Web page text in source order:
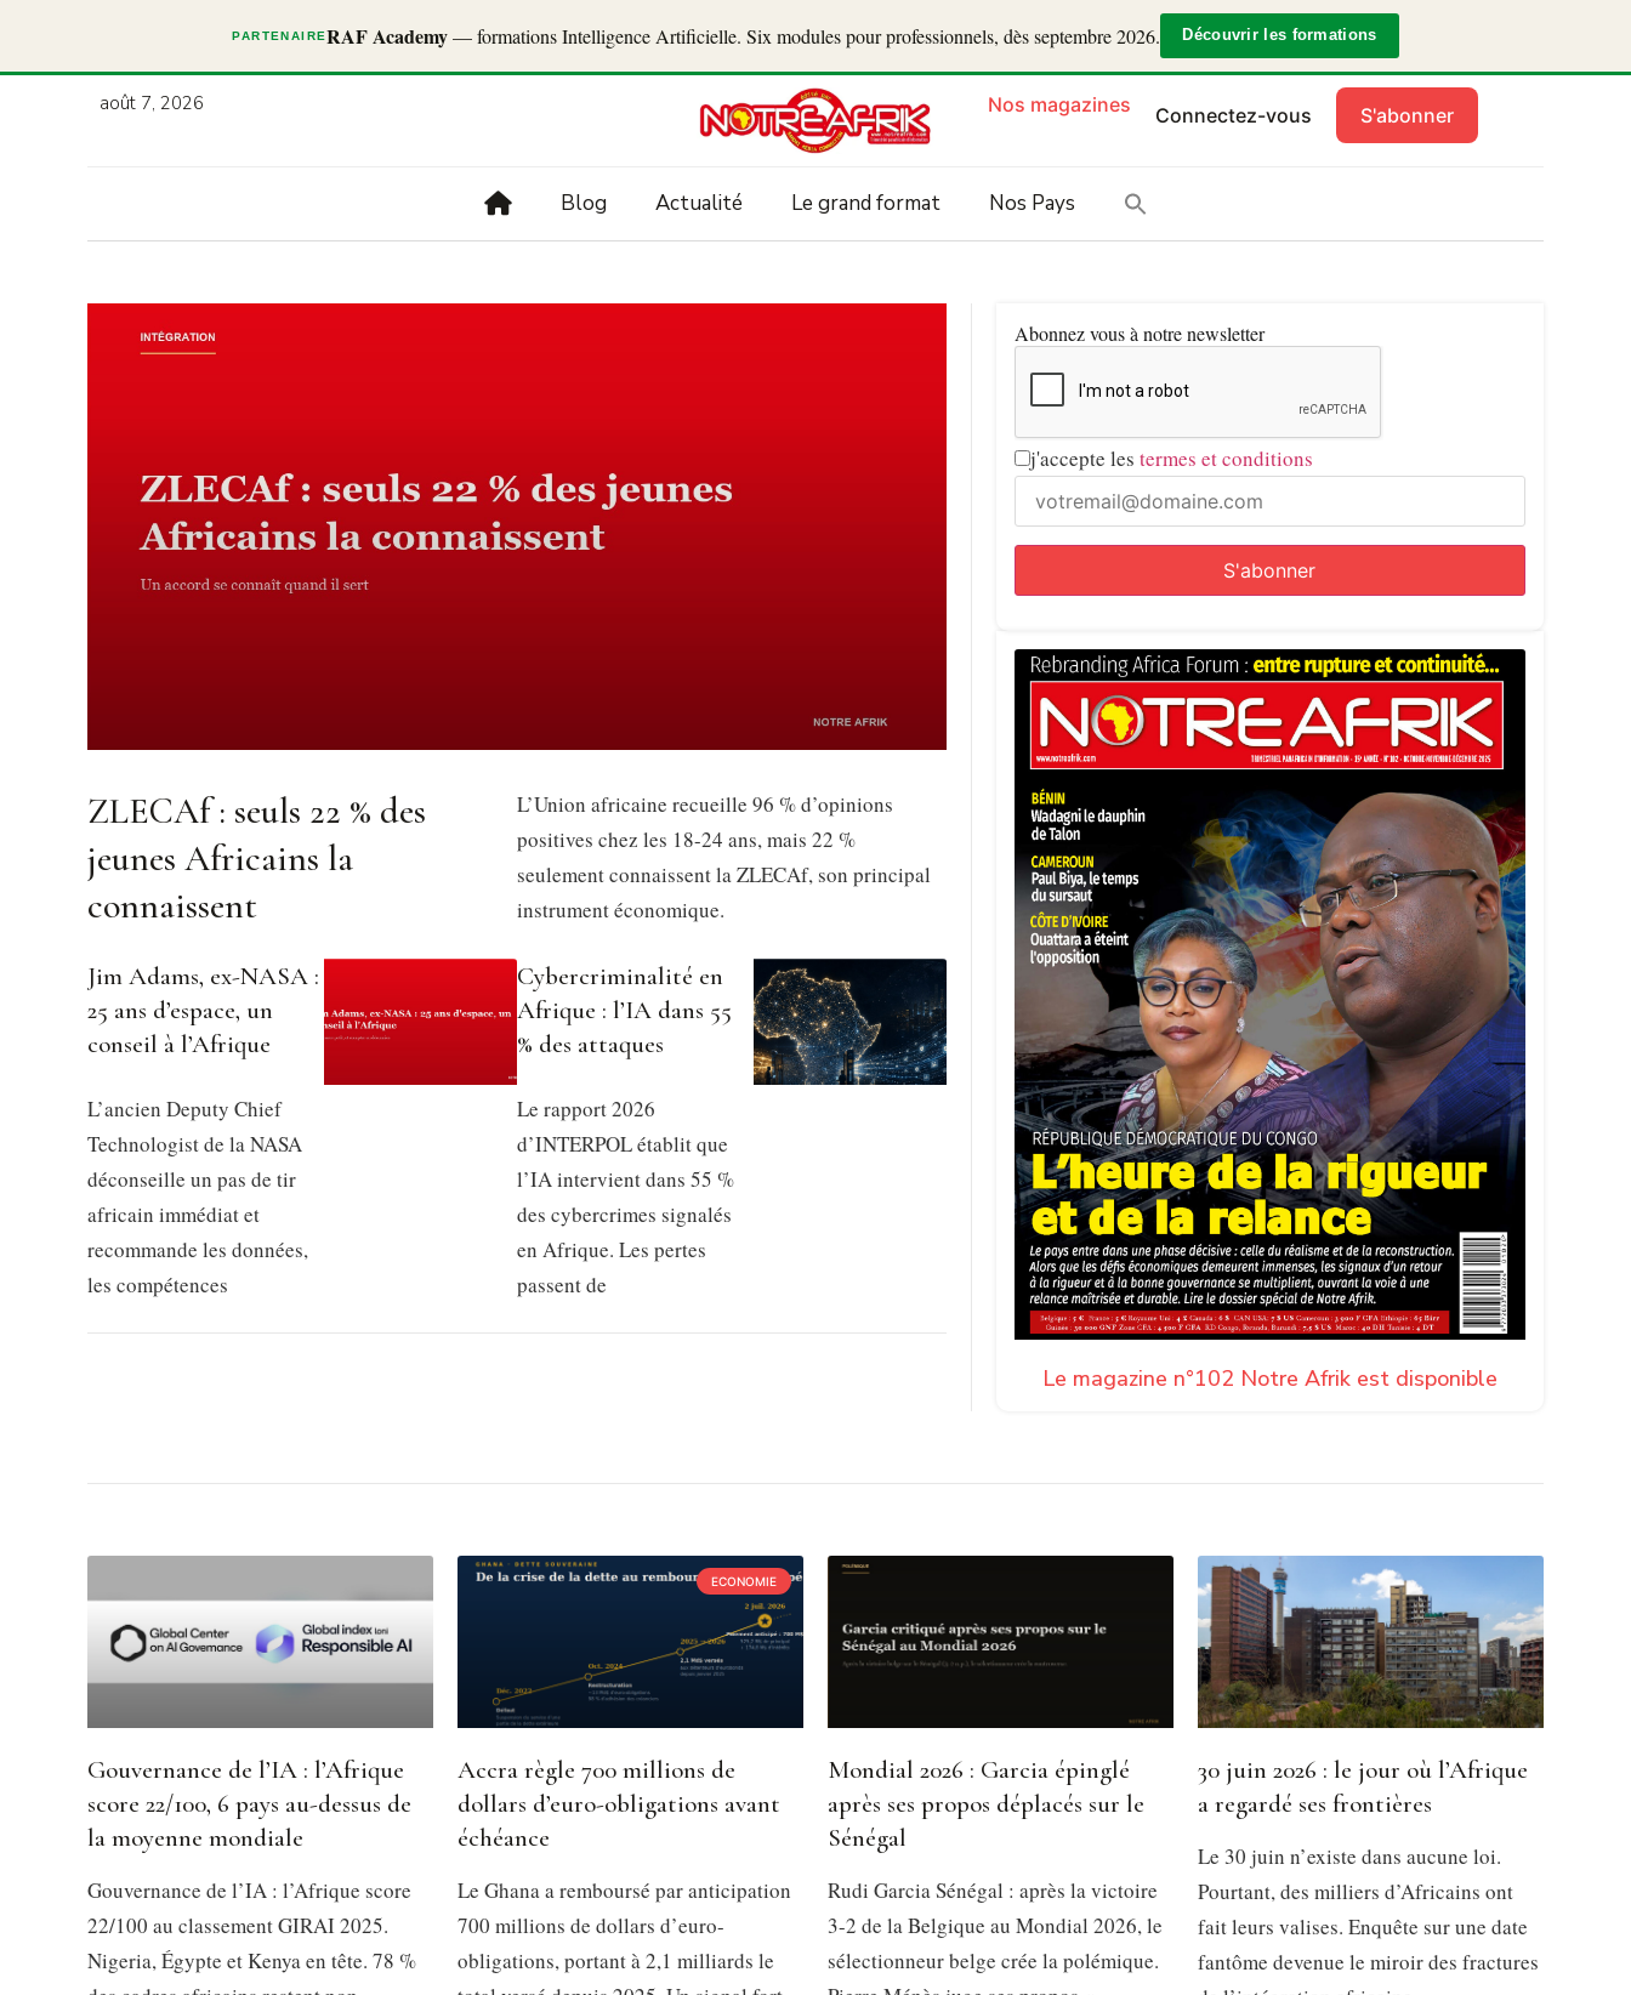
PARTENAIRERAF Academy— formations Intelligence Artificielle. Six modules pour professionnels, dès septembre 2026. Découvrir les formations
août 7, 2026 Nos magazines Connectez-vous S'abonner
Blog Actualité Le grand format Nos Pays
ZLECAf : seuls 22 % des
jeunes Africains la
connaissent
L’Union africaine recueille 96 % d’opinions
positives chez les 18-24 ans, mais 22 %
seulement connaissent la ZLECAf, son principal
instrument économique.
Jim Adams, ex-NASA :
25 ans d’espace, un
conseil à l’Afrique
L’ancien Deputy Chief
Technologist de la NASA
déconseille un pas de tir
africain immédiat et
recommande les données,
les compétences
Cybercriminalité en
Afrique : l’IA dans 55
% des attaques
Le rapport 2026
d’INTERPOL établit que
l’IA intervient dans 55 %
des cybercrimes signalés
en Afrique. Les pertes
passent de
Abonnez vous à notre newsletter
j'accepte les termes et conditions
Le magazine n°102 Notre Afrik est disponible
Gouvernance de l’IA : l’Afrique
score 22/100, 6 pays au-dessus de
la moyenne mondiale
Gouvernance de l’IA : l’Afrique score
22/100 au classement GIRAI 2025.
Nigeria, Égypte et Kenya en tête. 78 %
ECONOMIE
Accra règle 700 millions de
dollars d’euro-obligations avant
échéance
Le Ghana a remboursé par anticipation
700 millions de dollars d’euro-
obligations, portant à 2,1 milliards le
Mondial 2026 : Garcia épinglé
après ses propos déplacés sur le
Sénégal
Rudi Garcia Sénégal : après la victoire
3-2 de la Belgique au Mondial 2026, le
sélectionneur belge crée la polémique.
30 juin 2026 : le jour où l’Afrique
a regardé ses frontières
Le 30 juin n’existe dans aucune loi.
Pourtant, des milliers d’Africains ont
fait leurs valises. Enquête sur une date
fantôme devenue le miroir des fractures